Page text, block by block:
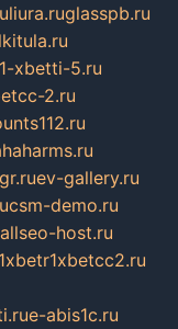
liura.ruglasspb.ru
xbetti-5.ru
2.ru
ev-gallery.ru
csm-demo.ru
allseo-host.ru
e-abis1c.ru